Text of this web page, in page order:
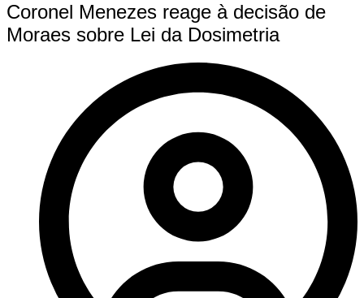
Coronel Menezes reage à decisão de
Moraes sobre Lei da Dosimetria